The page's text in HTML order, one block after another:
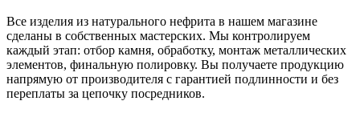
Все изделия из натурального нефрита в нашем магазине
сделаны в собственных мастерских. Мы контролируем
каждый этап: отбор камня, обработку, монтаж металлических
элементов, финальную полировку. Вы получаете продукцию
напрямую от производителя с гарантией подлинности и без
переплаты за цепочку посредников.